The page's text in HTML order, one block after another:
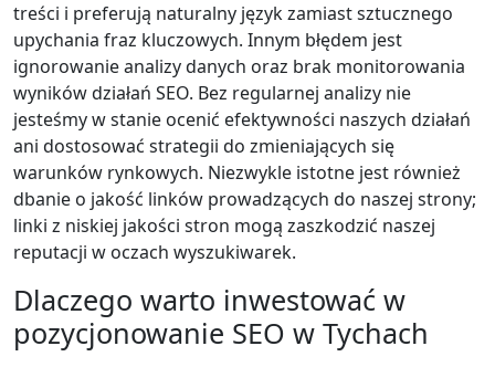
treści i preferują naturalny język zamiast sztucznego
upychania fraz kluczowych. Innym błędem jest
ignorowanie analizy danych oraz brak monitorowania
wyników działań SEO. Bez regularnej analizy nie
jesteśmy w stanie ocenić efektywności naszych działań
ani dostosować strategii do zmieniających się
warunków rynkowych. Niezwykle istotne jest również
dbanie o jakość linków prowadzących do naszej strony;
linki z niskiej jakości stron mogą zaszkodzić naszej
reputacji w oczach wyszukiwarek.
Dlaczego warto inwestować w
pozycjonowanie SEO w Tychach